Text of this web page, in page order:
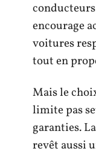
encourage
voitures
tout en
Mais le
limite pas
garanties.
revêt aussi